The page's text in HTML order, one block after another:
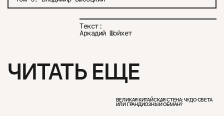
Текст:
Аркадий Шойхет
ЧИТАТЬ ЕЩЕ
ВЕЛИКАЯ КИТАЙСКАЯ СТЕНА: ЧУДО СВЕТА
ИЛИ ГРАНДИОЗНЫЙ ОБМАН?